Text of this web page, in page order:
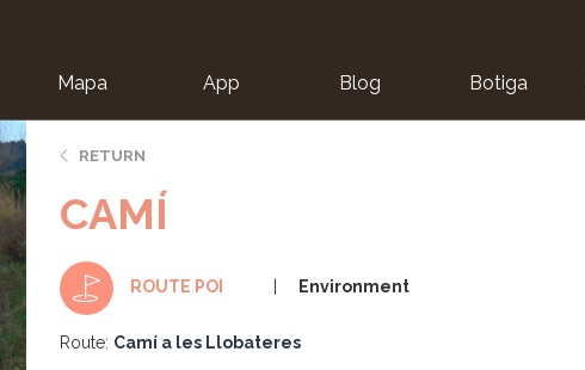
Mapa App Blog Botiga
RETURN
CAMÍ
ROUTE POI Environment
Route: Camí a les Llobateres